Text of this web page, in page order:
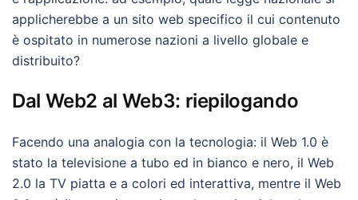
applicherebbe a un sito web specifico il cui contenuto
è ospitato in numerose nazioni a livello globale e
distribuito?
Dal Web2 al Web3: riepilogando
Facendo una analogia con la tecnologia: il Web 1.0 è
stato la televisione a tubo ed in bianco e nero, il Web
2.0 la TV piatta e a colori ed interattiva, mentre il Web